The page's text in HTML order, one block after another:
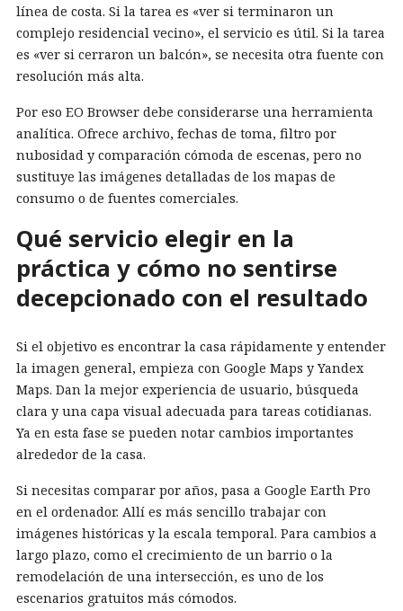
línea de costa. Si la tarea es «ver si terminaron un
complejo residencial vecino», el servicio es útil. Si la tarea
es «ver si cerraron un balcón», se necesita otra fuente con
resolución más alta.
Por eso EO Browser debe considerarse una herramienta
analítica. Ofrece archivo, fechas de toma, filtro por
nubosidad y comparación cómoda de escenas, pero no
sustituye las imágenes detalladas de los mapas de
consumo o de fuentes comerciales.
Qué servicio elegir en la
práctica y cómo no sentirse
decepcionado con el resultado
Si el objetivo es encontrar la casa rápidamente y entender
la imagen general, empieza con Google Maps y Yandex
Maps. Dan la mejor experiencia de usuario, búsqueda
clara y una capa visual adecuada para tareas cotidianas.
Ya en esta fase se pueden notar cambios importantes
alrededor de la casa.
Si necesitas comparar por años, pasa a Google Earth Pro
en el ordenador. Allí es más sencillo trabajar con
imágenes históricas y la escala temporal. Para cambios a
largo plazo, como el crecimiento de un barrio o la
remodelación de una intersección, es uno de los
escenarios gratuitos más cómodos.